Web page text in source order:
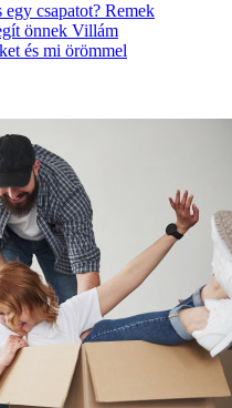
csapatot? Remek
önnek Villám
és mi örömmel